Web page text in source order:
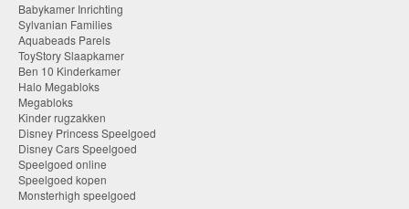
Babykamer Inrichting
Sylvanian Families
Aquabeads Parels
ToyStory Slaapkamer
Ben 10 Kinderkamer
Halo Megabloks
Megabloks
Kinder rugzakken
Disney Princess Speelgoed
Disney Cars Speelgoed
Speelgoed online
Speelgoed kopen
Monsterhigh speelgoed